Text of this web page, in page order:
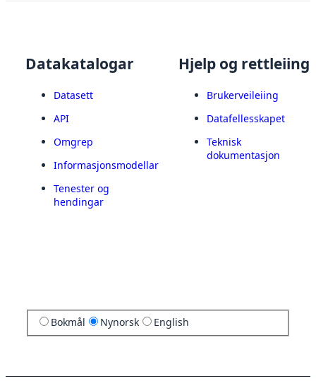
Datakatalogar
Datasett
API
Omgrep
Informasjonsmodellar
Tenester og
hendingar
Hjelp og rettleiing
Brukerveileiing
Datafellesskapet
Teknisk
dokumentasjon
Bokmål Nynorsk English